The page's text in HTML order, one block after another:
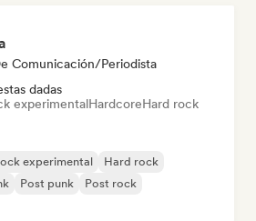
Comunicación/Periodista
dadas
experimentalHardcoreHard rock
experimental
Hard rock
Post punk
Post rock